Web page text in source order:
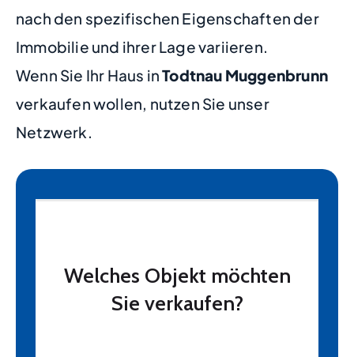
nach den spezifischen Eigenschaften der
Immobilie und ihrer Lage variieren.
Wenn Sie Ihr Haus inTodtnau Muggenbrunn
verkaufen wollen, nutzen Sie unser
Netzwerk.